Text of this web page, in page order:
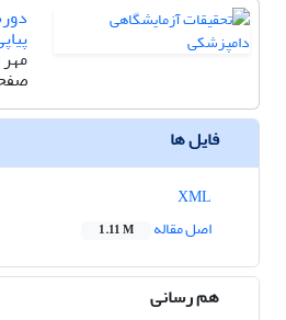
مهر 1400
فایل ها
اصل مقاله
1.11 M
هم رسانی